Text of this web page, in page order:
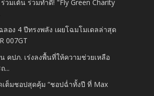
วมเต้น ร่วมทำดี! "Fly Green Charity
ลอง 4 ปีทรงพลัง เผยโฉมโมเดลล่าสุด
007GT
คปภ. เร่งลงพื้นที่ให้ความช่วยเหลือ
...
เต็มชอปสุดคุ้ม “ชอปฉ่ำทั้งปี ที่ Max